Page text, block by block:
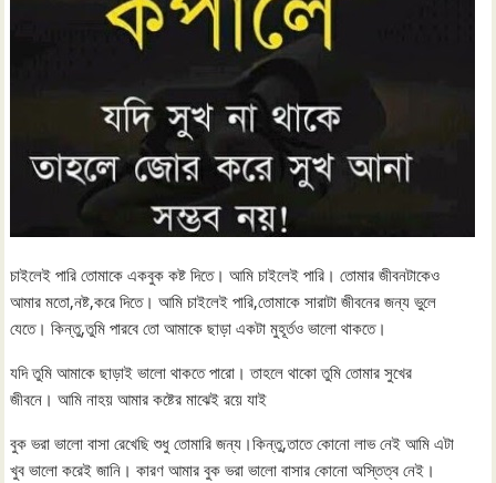
চাইলেই পারি তোমাকে একবুক কষ্ট দিতে। আমি চাইলেই পারি। তোমার জীবনটাকেও
আমার মতো,নষ্ট,করে দিতে। আমি চাইলেই পারি,তোমাকে সারাটা জীবনের জন্য ভুলে
যেতে। কিন্তু,তুমি পারবে তো আমাকে ছাড়া একটা মুহূর্তও ভালো থাকতে।
যদি তুমি আমাকে ছাড়াই ভালো থাকতে পারো। তাহলে থাকো তুমি তোমার সুখের
জীবনে। আমি নাহয় আমার কষ্টের মাঝেই রয়ে যাই
বুক ভরা ভালো বাসা রেখেছি শুধু তোমারি জন্য।কিন্তু,তাতে কোনো লাভ নেই আমি এটা
খুব ভালো করেই জানি। কারণ আমার বুক ভরা ভালো বাসার কোনো অস্তিত্ব নেই।